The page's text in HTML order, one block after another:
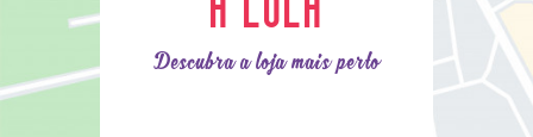
Descubra a loja mais perto